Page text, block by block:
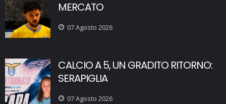
MERCATO
07 Agosto 2026
CALCIO A 5, UN GRADITO RITORNO:
SERAPIGLIA
07 Agosto 2026